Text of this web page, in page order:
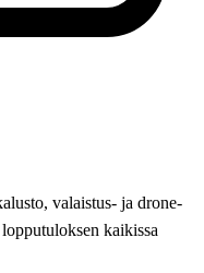
valaistus- ja drone-
kaikissa